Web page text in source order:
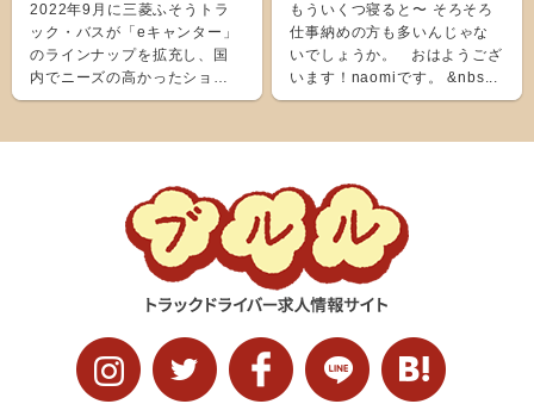
2022年9月に三菱ふそうトラ
ック・バスが「eキャンター」
のラインナップを拡充し、国
内でニーズの高かったショー
ト＆ナローボディ（G...
もういくつ寝ると〜 そろそろ
仕事納めの方も多いんじゃな
いでしょうか。 おはようござ
います！naomiです。 &nbs...